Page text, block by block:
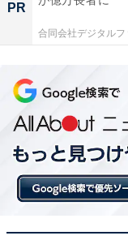
PR
合同会社デジタルフ